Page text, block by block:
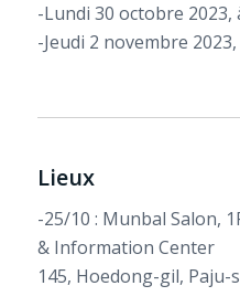
-Lundi 30 octobre 2023,
-Jeudi 2 novembre
Lieux
-25/10 : Munbal Salon,
& Information Center
145, Hoedong-gil, Paju-